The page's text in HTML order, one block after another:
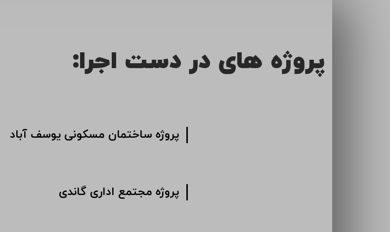
پروژه های در دست اجرا:
پروژه ساختمان مسکونی یوسف آباد
پروژه مجتمع اداری گاندی